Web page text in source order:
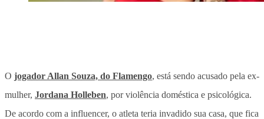
O jogador Allan Souza, do Flamengo, está sendo acusado pela ex-
mulher, Jordana Holleben, por violência doméstica e psicológica.
De acordo com a influencer, o atleta teria invadido sua casa, que fica